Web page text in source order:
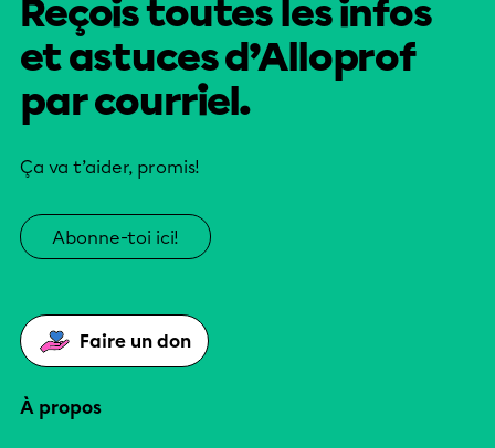
Reçois toutes les infos
et astuces d’Alloprof
par courriel.
Ça va t’aider, promis!
Abonne-toi ici!
Faire un don
À propos